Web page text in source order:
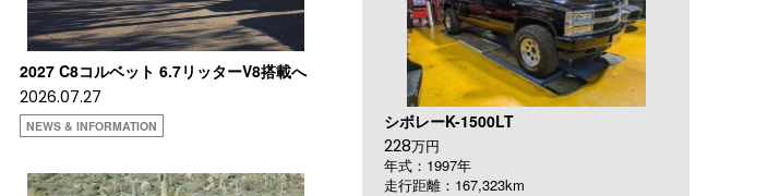
2027 C8コルベット 6.7リッターV8搭載へ
2026.07.27
NEWS & INFORMATION シボレーK-1500LT
228万円
年式：1997年
走行距離：167,323km